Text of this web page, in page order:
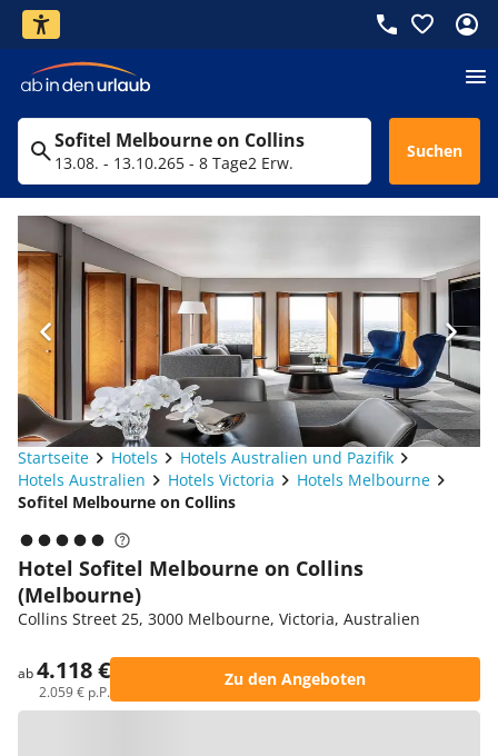
Sofitel Melbourne on Collins
13.08. - 13.10.265 - 8 Tage2 Erw.
Suchen
Startseite Hotels
Hotels Australien und Pazifik
Hotels Australien
Hotels Victoria
Hotels Melbourne
Sofitel Melbourne on Collins
Hotel Sofitel Melbourne on Collins
(Melbourne)
Collins Street 25, 3000 Melbourne, Victoria, Australien
ab4.118 €
2.059 € p.P.
Zu den Angeboten